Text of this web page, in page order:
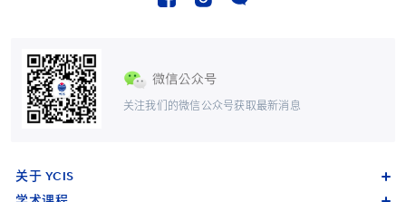
关注我们的微信公众号获取最新消息
关于 YCIS